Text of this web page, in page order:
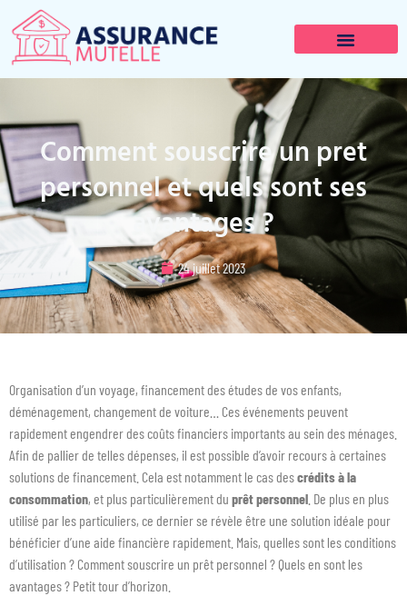
Comment souscrire un pret
personnel et quels sont ses
avantages ?
24 juillet 2023
Organisation d’un voyage, financement des études de vos enfants,
déménagement, changement de voiture… Ces événements peuvent
rapidement engendrer des coûts financiers importants au sein des ménages.
Afin de pallier de telles dépenses, il est possible d’avoir recours à certaines
solutions de financement. Cela est notamment le cas descrédits à la
consommation, et plus particulièrement du prêt personnel . De plus en plus
utilisé par les particuliers, ce dernier se révèle être une solution idéale pour
bénéficier d’une aide financière rapidement. Mais, quelles sont les conditions
d’utilisation ? Comment souscrire un prêt personnel ? Quels en sont les
avantages ? Petit tour d’horizon.